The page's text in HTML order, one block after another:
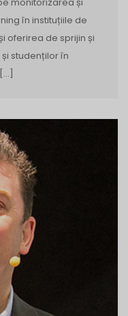
monitorizarea și
în instituțiile de
oferirea de sprijin și
studenților în